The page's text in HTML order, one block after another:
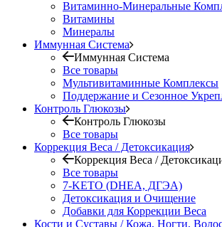
Витаминно-Минеральные
Витамины
Минералы
Иммунная Система
Иммунная Система
Все товары
Мультивитаминные Комплексы
Поддержание и Сезонное
Контроль Глюкозы
Контроль Глюкозы
Все товары
Коррекция Веса / Детоксикация
Коррекция Веса /
Все товары
7-KETO (DHEA, ДГЭА)
Детоксикация и Очищение
Добавки для Коррекции Веса
Кости и Суставы / Кожа, Ногти,